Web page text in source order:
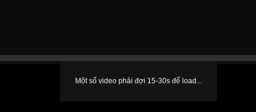
Một số video phải đợi 15-30s để load...